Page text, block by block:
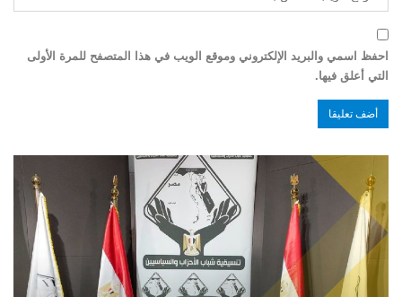
احفظ اسمي والبريد الإلكتروني وموقع الويب في هذا المتصفح للمرة الأولى
التي أعلق فيها.